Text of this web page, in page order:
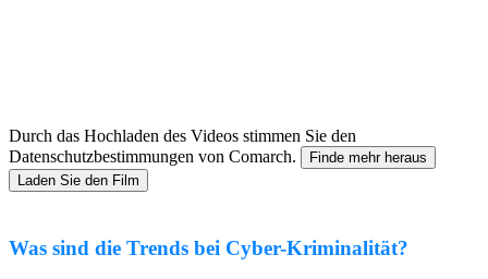
Durch das Hochladen des Videos stimmen Sie den
Datenschutzbestimmungen von Comarch.
Finde mehr heraus
Laden Sie den Film
Was sind die Trends bei Cyber-Kriminalität?